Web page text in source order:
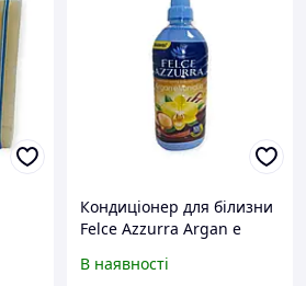
Кондиціонер для білизни
Felce Azzurra Argan e
В наявності